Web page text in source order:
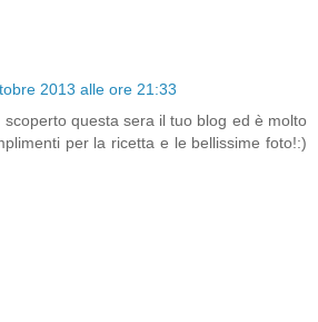
2013 alle ore 21:33
questa sera il tuo blog ed è molto
per la ricetta e le bellissime foto!:)